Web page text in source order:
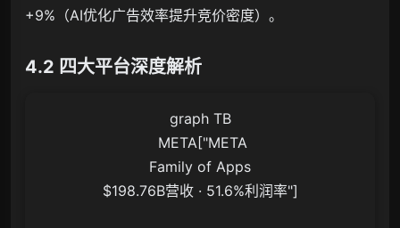
+9%（AI优化广告效率提升竞价密度）。
4.2 四大平台深度解析
graph TB
META["META
Family of Apps
$198.76B营收 · 51.6%利润率"]